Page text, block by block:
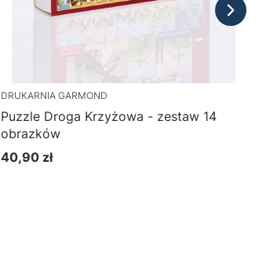
DRUKARNIA GARMOND
Puzzle Droga Krzyżowa - zestaw 14
obrazków
Cena
40,90 zł